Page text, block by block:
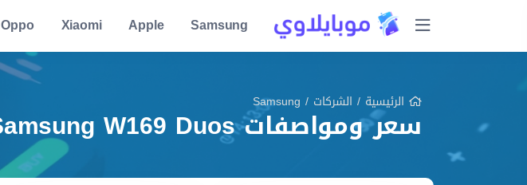
Samsung
Apple
Xiaomi
Oppo
الرئيسية / الشركات /
Samsung
سعر ومواصفات Samsung W169 Duos مميزات وعيوب وشرح شامل